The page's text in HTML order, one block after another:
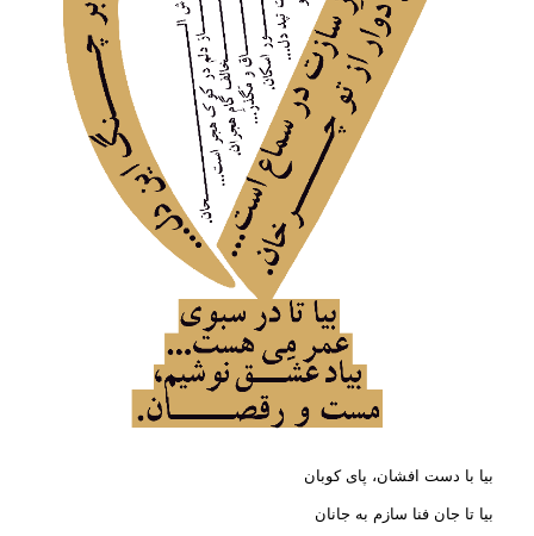
بیا با دست افشان، پای کوبان
بیا تا جان فنا سازم به جانان